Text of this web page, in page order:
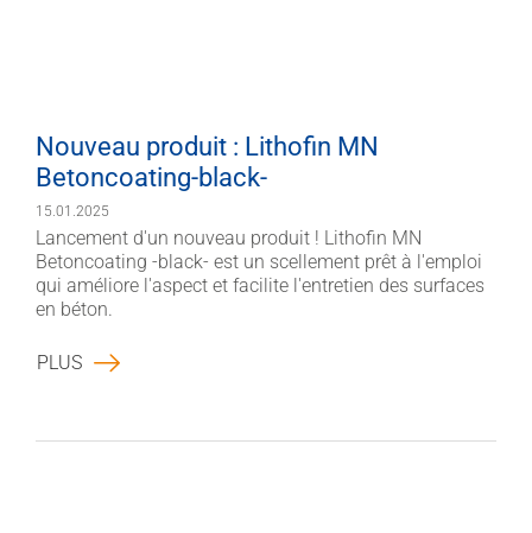
Nouveau produit : Lithofin MN
Betoncoating-black-
15.01.2025
Lancement d'un nouveau produit ! Lithofin MN
Betoncoating -black- est un scellement prêt à l'emploi
qui améliore l'aspect et facilite l'entretien des surfaces
en béton.
PLUS